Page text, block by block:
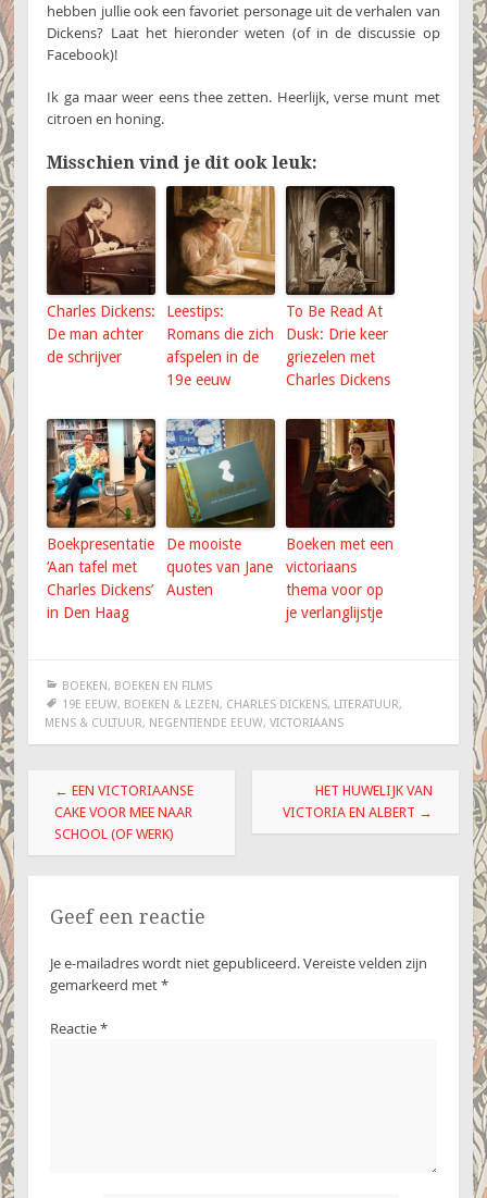
hebben jullie ook een favoriet personage uit de verhalen van
Dickens? Laat het hieronder weten (of in de discussie op
Facebook)!
Ik ga maar weer eens thee zetten. Heerlijk, verse munt met
citroen en honing.
Misschien vind je dit ook leuk:
Charles Dickens:
De man achter
de schrijver
Leestips:
Romans die zich
afspelen in de
19e eeuw
To Be Read At
Dusk: Drie keer
griezelen met
Charles Dickens
Boekpresentatie
‘Aan tafel met
Charles Dickens’
in Den Haag
De mooiste
quotes van Jane
Austen
Boeken met een
victoriaans
thema voor op
je verlanglijstje
BOEKEN, BOEKEN EN FILMS
19E EEUW, BOEKEN & LEZEN, CHARLES DICKENS, LITERATUUR,
MENS & CULTUUR, NEGENTIENDE EEUW, VICTORIAANS
Berichtnavigatie
← EEN VICTORIAANSE
CAKE VOOR MEE NAAR
SCHOOL (OF WERK)
HET HUWELIJK VAN
VICTORIA EN ALBERT →
Geef een reactie
Je e-mailadres wordt niet gepubliceerd.Vereiste velden zijn
gemarkeerd met*
Reactie*